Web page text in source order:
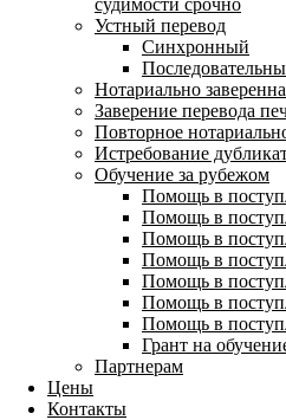
судимости срочно
Устный перевод
Синхронный
Нотариально
Заверение перевода
Повторное
Истребование
Обучение за рубежом
Помощь в
Помощь в
Помощь в
Помощь в
Помощь в
Помощь в
Помощь в
Грант на
Партнерам
Цены
Контакты